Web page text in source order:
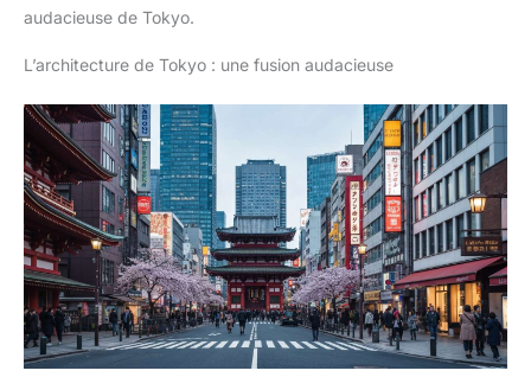
audacieuse de Tokyo.
L’architecture de Tokyo : une fusion audacieuse